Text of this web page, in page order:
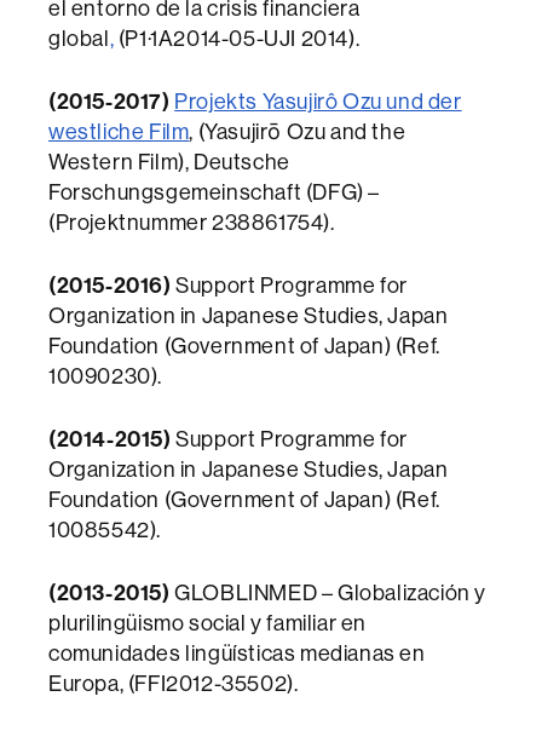
el entorno de la crisis financiera
global, (P1·1A2014-05-UJI 2014).
(2015-2017) Projekts Yasujirô Ozu und der
westliche Film, (Yasujirō Ozu and the
Western Film), Deutsche
Forschungsgemeinschaft (DFG) –
(Projektnummer 238861754).
(2015-2016) Support Programme for
Organization in Japanese Studies, Japan
Foundation (Government of Japan) (Ref.
10090230).
(2014-2015) Support Programme for
Organization in Japanese Studies, Japan
Foundation (Government of Japan) (Ref.
10085542).
(2013-2015) GLOBLINMED – Globalización y
plurilingüismo social y familiar en
comunidades lingüísticas medianas en
Europa, (FFI2012-35502).